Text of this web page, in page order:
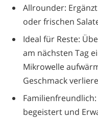
Allrounder:
oder frischen
Ideal für Reste:
am nächsten Tag
Mikrowelle
Geschmack
begeistert und